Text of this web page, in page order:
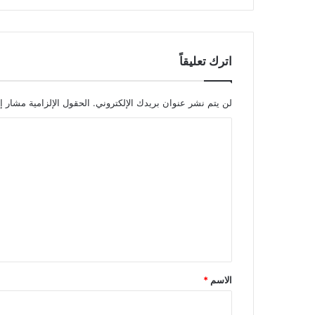
اترك تعليقاً
لن يتم نشر عنوان بريدك الإلكتروني. الحقول الإلزامية مشار
*
الاسم *